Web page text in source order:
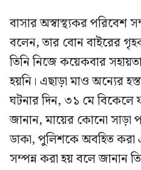
বাসার অস্বাস্থ্যকর পরিবেশ
বলেন, তার বোন বাইরের
তিনি নিজে কয়েকবার
হয়নি। এছাড়া মাও অন্যের
ঘটনার দিন, ৩১ মে বিকেলে
জানান, মায়ের কোনো সাড়া
ডাকা, পুলিশকে অবহিত করা
সম্পন্ন করা হয় বলে জানান